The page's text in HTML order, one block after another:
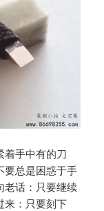
着手中有的刀
要总是困惑于手
老话：只要继续
来：只要刻下